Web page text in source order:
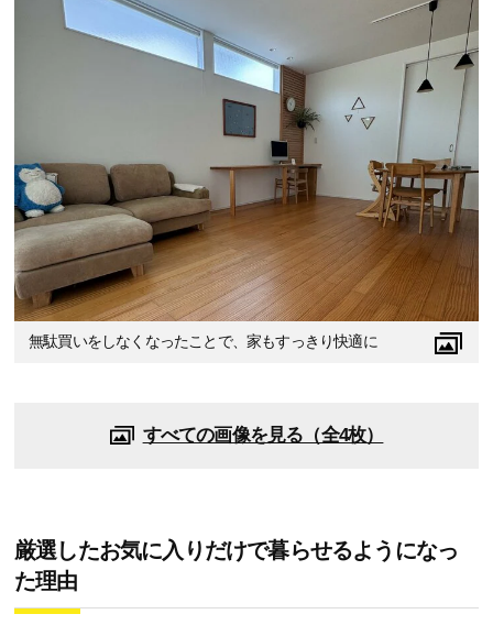
無駄買いをしなくなったことで、家もすっきり快適に
すべての画像を見る（全4枚）
厳選したお気に入りだけで暮らせるようになっ
た理由